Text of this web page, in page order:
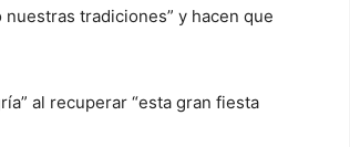
tradiciones” y hacen que
al recuperar “esta gran fiesta